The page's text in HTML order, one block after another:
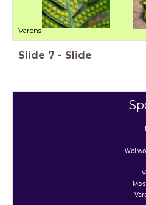
Varens
Slide 7 - Slide
Wel